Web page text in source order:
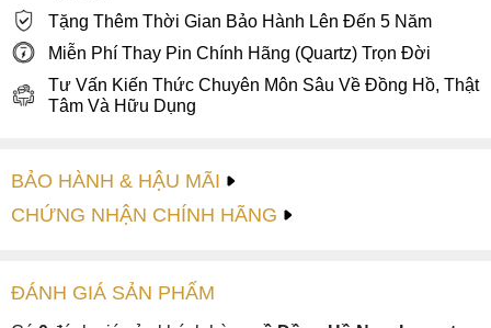
Tặng Thêm Thời Gian Bảo Hành Lên Đến 5 Năm
Miễn Phí Thay Pin Chính Hãng (Quartz) Trọn Đời
Tư Vấn Kiến Thức Chuyên Môn Sâu Về Đồng Hồ, Thật
Tâm Và Hữu Dụng
BẢO HÀNH & HẬU MÃI
CHỨNG NHẬN CHÍNH HÃNG
ĐÁNH GIÁ SẢN PHẤM